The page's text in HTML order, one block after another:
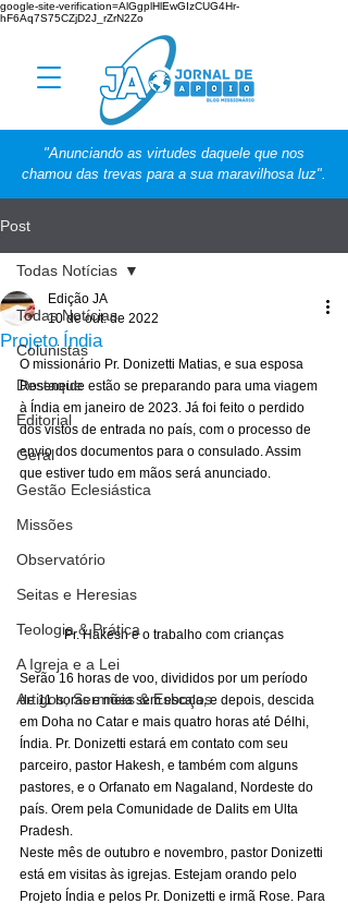
google-site-verification=AlGgplHlEwGIzCUG4Hr-
hF6Aq7S75CZjD2J_rZrN2Zo
"Anunciando as virtudes daquele que nos
chamou das trevas para a sua maravilhosa luz".
Post
Todas Notícias
Colunistas
Destaque
Editorial
Geral
Gestão Eclesiástica
Missões
Observatório
Seitas e Heresias
Teologia & Prática
A Igreja e a Lei
Artigos, Sermões & Esboços
Todas Notícias
Projeto Índia
Edição JA
10 de out. de 2022
O missionário Pr. Donizetti Matias, e sua esposa
Roseneide estão se preparando para uma viagem
à Índia em janeiro de 2023. Já foi feito o perdido
dos vistos de entrada no país, com o processo de
envio dos documentos para o consulado. Assim
que estiver tudo em mãos será anunciado.
Pr. Hakesh e o trabalho com crianças
Serão 16 horas de voo, divididos por um período
de 11 horas e meia sem escala, e depois, descida
em Doha no Catar e mais quatro horas até Délhi,
Índia. Pr. Donizetti estará em contato com seu
parceiro, pastor Hakesh, e também com alguns
pastores, e o Orfanato em Nagaland, Nordeste do
país. Orem pela Comunidade de Dalits em Ulta
Pradesh.
Neste mês de outubro e novembro, pastor Donizetti
está em visitas às igrejas. Estejam orando pelo
Projeto Índia e pelos Pr. Donizetti e irmã Rose. Para